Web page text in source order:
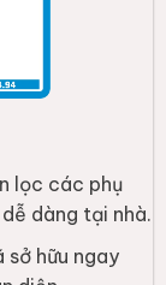
lọc các phụ
dàng tại nhà.
sở hữu ngay